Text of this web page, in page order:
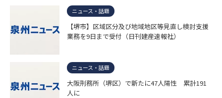
ニュース・話題
【堺市】区域区分及び地域地区等見直し検討支援
業務を9日まで受付（日刊建産速報社）
ニュース・話題
大阪刑務所（堺区）で新たに47人陽性 累計191
人に